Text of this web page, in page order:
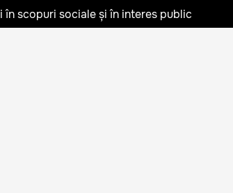
scopuri sociale și în interes public